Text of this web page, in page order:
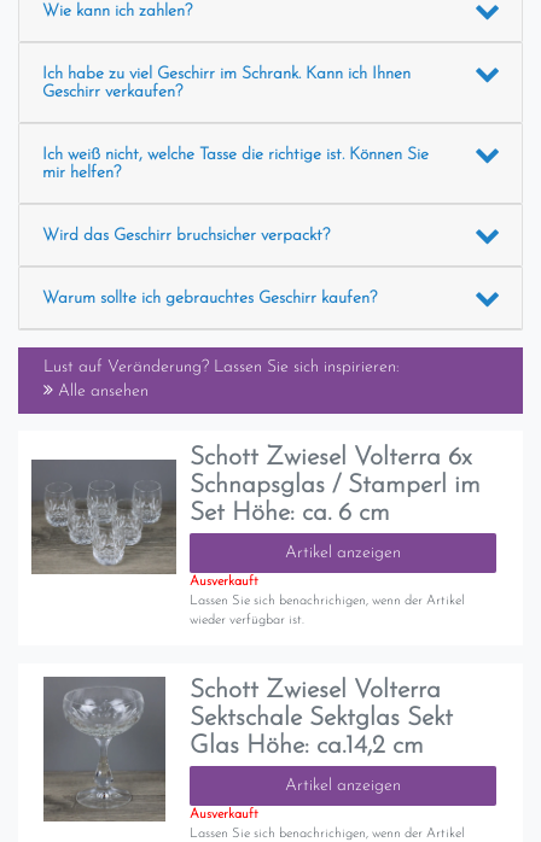
Wie kann ich zahlen?
Ich habe zu viel Geschirr im Schrank. Kann ich Ihnen
Geschirr verkaufen?
Ich weiß nicht, welche Tasse die richtige ist. Können Sie
mir helfen?
Wird das Geschirr bruchsicher verpackt?
Warum sollte ich gebrauchtes Geschirr kaufen?
Lust auf Veränderung? Lassen Sie sich inspirieren:
Alle ansehen
Schott Zwiesel Volterra 6x
Schnapsglas / Stamperl im
Set Höhe: ca. 6 cm
Artikel anzeigen
Ausverkauft
Lassen Sie sich benachrichigen, wenn der Artikel
wieder verfügbar ist.
Schott Zwiesel Volterra
Sektschale Sektglas Sekt
Glas Höhe: ca.14,2 cm
Artikel anzeigen
Ausverkauft
Lassen Sie sich benachrichigen, wenn der Artikel